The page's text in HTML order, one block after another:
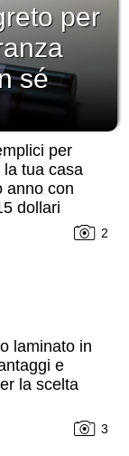
per
sé
per
la tua casa
anno con
dollari
2
laminato in
e
la scelta
3